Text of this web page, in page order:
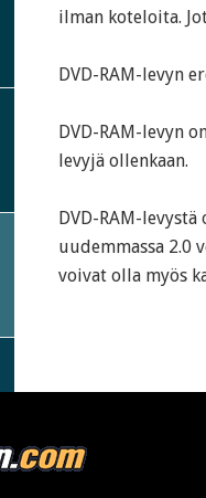
ilman koteloita.
DVD-RAM-levyn
DVD-RAM-levyn
levyjä ollenkaan.
DVD-RAM-
uudemmassa 2.0
voivat olla myös